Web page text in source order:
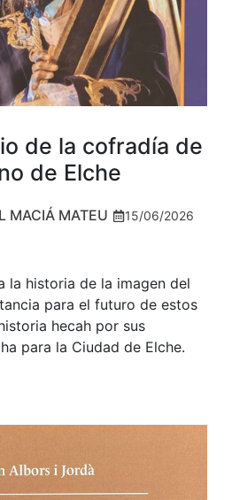
de la cofradía de
de Elche
MACIÁ MATEU 15/06/2026
la historia de la imagen del
para el futuro de estos
hecah por sus
para la Ciudad de Elche.